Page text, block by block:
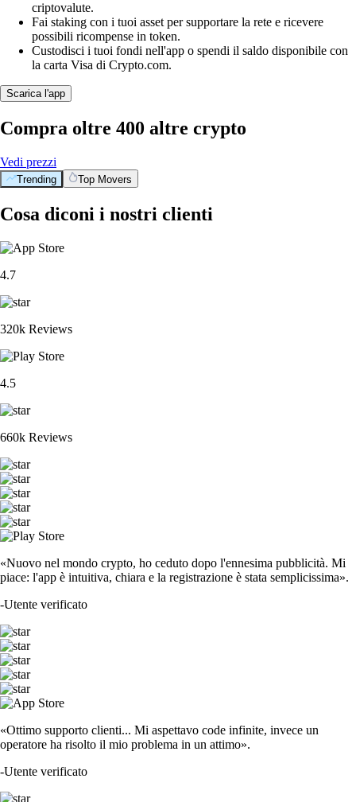
criptovalute.
Fai staking con i tuoi asset per supportare la rete e ricevere
possibili ricompense in token.
Custodisci i tuoi fondi nell'app o spendi il saldo disponibile con
la carta Visa di Crypto.com.
Scarica l'app
Compra oltre 400 altre crypto
Vedi prezzi
Trending Top Movers
Cosa diconi i nostri clienti
4.7
320k Reviews
4.5
660k Reviews
«Nuovo nel mondo crypto, ho ceduto dopo l'ennesima pubblicità. Mi
piace: l'app è intuitiva, chiara e la registrazione è stata semplicissima».
-Utente verificato
«Ottimo supporto clienti... Mi aspettavo code infinite, invece un
operatore ha risolto il mio problema in un attimo».
-Utente verificato